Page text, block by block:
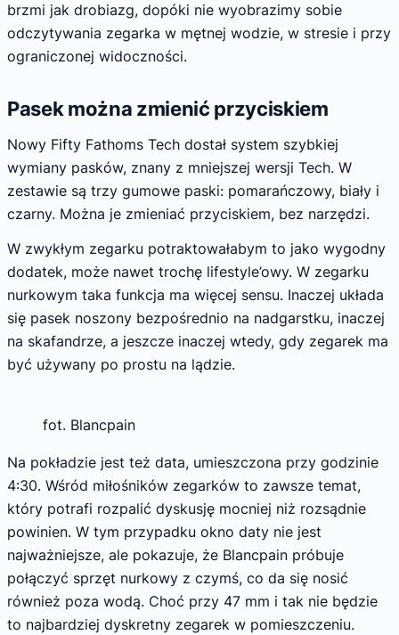
brzmi jak drobiazg, dopóki nie wyobrazimy sobie
odczytywania zegarka w mętnej wodzie, w stresie i przy
ograniczonej widoczności.
Pasek można zmienić przyciskiem
Nowy Fifty Fathoms Tech dostał system szybkiej
wymiany pasków, znany z mniejszej wersji Tech. W
zestawie są trzy gumowe paski: pomarańczowy, biały i
czarny. Można je zmieniać przyciskiem, bez narzędzi.
W zwykłym zegarku potraktowałabym to jako wygodny
dodatek, może nawet trochę lifestyle’owy. W zegarku
nurkowym taka funkcja ma więcej sensu. Inaczej układa
się pasek noszony bezpośrednio na nadgarstku, inaczej
na skafandrze, a jeszcze inaczej wtedy, gdy zegarek ma
być używany po prostu na lądzie.
fot. Blancpain
Na pokładzie jest też data, umieszczona przy godzinie
4:30. Wśród miłośników zegarków to zawsze temat,
który potrafi rozpalić dyskusję mocniej niż rozsądnie
powinien. W tym przypadku okno daty nie jest
najważniejsze, ale pokazuje, że Blancpain próbuje
połączyć sprzęt nurkowy z czymś, co da się nosić
również poza wodą. Choć przy 47 mm i tak nie będzie
to najbardziej dyskretny zegarek w pomieszczeniu.